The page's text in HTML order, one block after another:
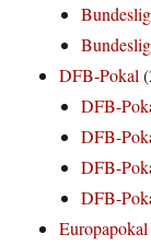
DFB-Pokal
DFB-
DFB-
DFB-
DFB-
Europapokal